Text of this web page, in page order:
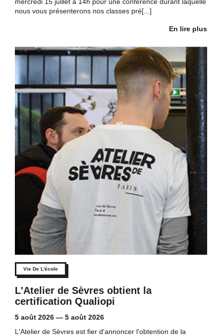
mercredi 15 juillet à 14h pour une conférence durant laquelle
nous vous présenterons nos classes pré[...]
En lire plus
Vie De L'école
L'Atelier de Sèvres obtient la
certification Qualiopi
5 août 2026 — 5 août 2026
L'Atelier de Sèvres est fier d'annoncer l'obtention de la